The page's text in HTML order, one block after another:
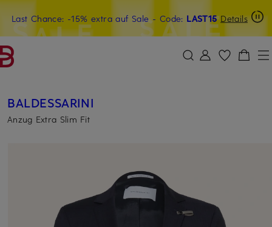
ZUM HAUPTINHALT ÜBERSPRINGEN ZUM SUCHFELD ÜBERSPRINGEN
Last Chance: -15% extra auf Sale- Code: LAST15 Details
20€-Willkommensgutschein mit Beyond sichern
BALDESSARINI
Anzug Extra Slim Fit